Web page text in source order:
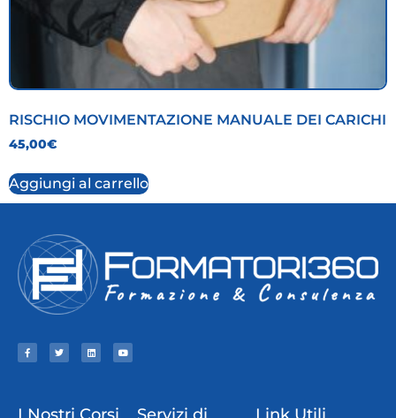
RISCHIO MOVIMENTAZIONE MANUALE DEI CARICHI
45,00€
Aggiungi al carrello